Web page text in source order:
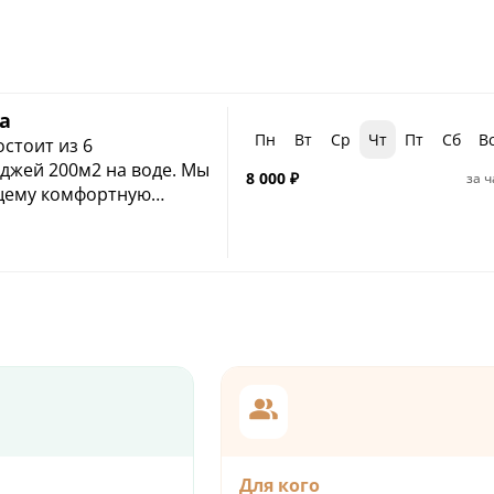
из 6
200м2 на воде. Мы
комфортную
как для пары, так и
- 4 часа
Пн Вт Ср Чт Пт Сб
8 000 ₽ за
Для кого